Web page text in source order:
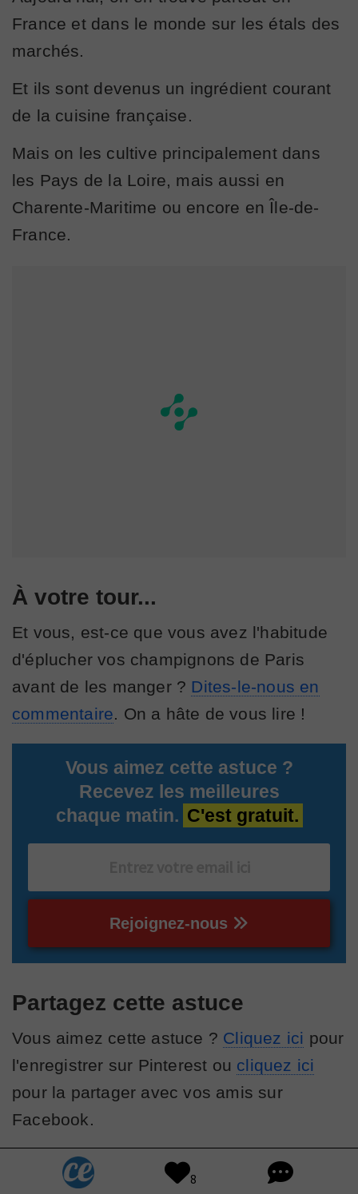
France et dans le monde sur les étals des
marchés.
Et ils sont devenus un ingrédient courant
de la cuisine française.
Mais on les cultive principalement dans
les Pays de la Loire, mais aussi en
Charente-Maritime ou encore en Île-de-
France.
À votre tour...
Et vous, est-ce que vous avez l'habitude
d'éplucher vos champignons de Paris
avant de les manger ? Dites-le-nous en
commentaire . On a hâte de vous lire !
Vous aimez cette astuce ?
Recevez les meilleures
chaque matin. C'est gratuit.
Rejoignez-nous
Partagez cette astuce
Vous aimez cette astuce ? Cliquez ici pour
l'enregistrer sur Pinterest ou cliquez ici
pour la partager avec vos amis sur
Facebook.
8